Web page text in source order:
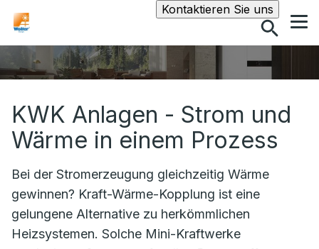
Kontaktieren Sie unsSuche
KWK Anlagen - Strom und
Wärme in einem Prozess
Bei der Stromerzeugung gleichzeitig Wärme
gewinnen? Kraft-Wärme-Kopplung ist eine
gelungene Alternative zu herkömmlichen
Heizsystemen. Solche Mini-Kraftwerke